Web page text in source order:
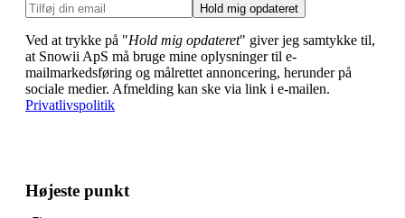
Hold mig opdateret
Ved at trykke på "Hold mig opdateret" giver jeg samtykke til,
at Snowii ApS må bruge mine oplysninger til e-
mailmarkedsføring og målrettet annoncering, herunder på
sociale medier. Afmelding kan ske via link i e-mailen.
Privatlivspolitik
Højeste punkt